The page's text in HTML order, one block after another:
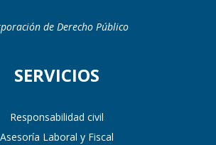
de Derecho Público
SERVICIOS
Responsabilidad civil
Asesoría Laboral y Fiscal